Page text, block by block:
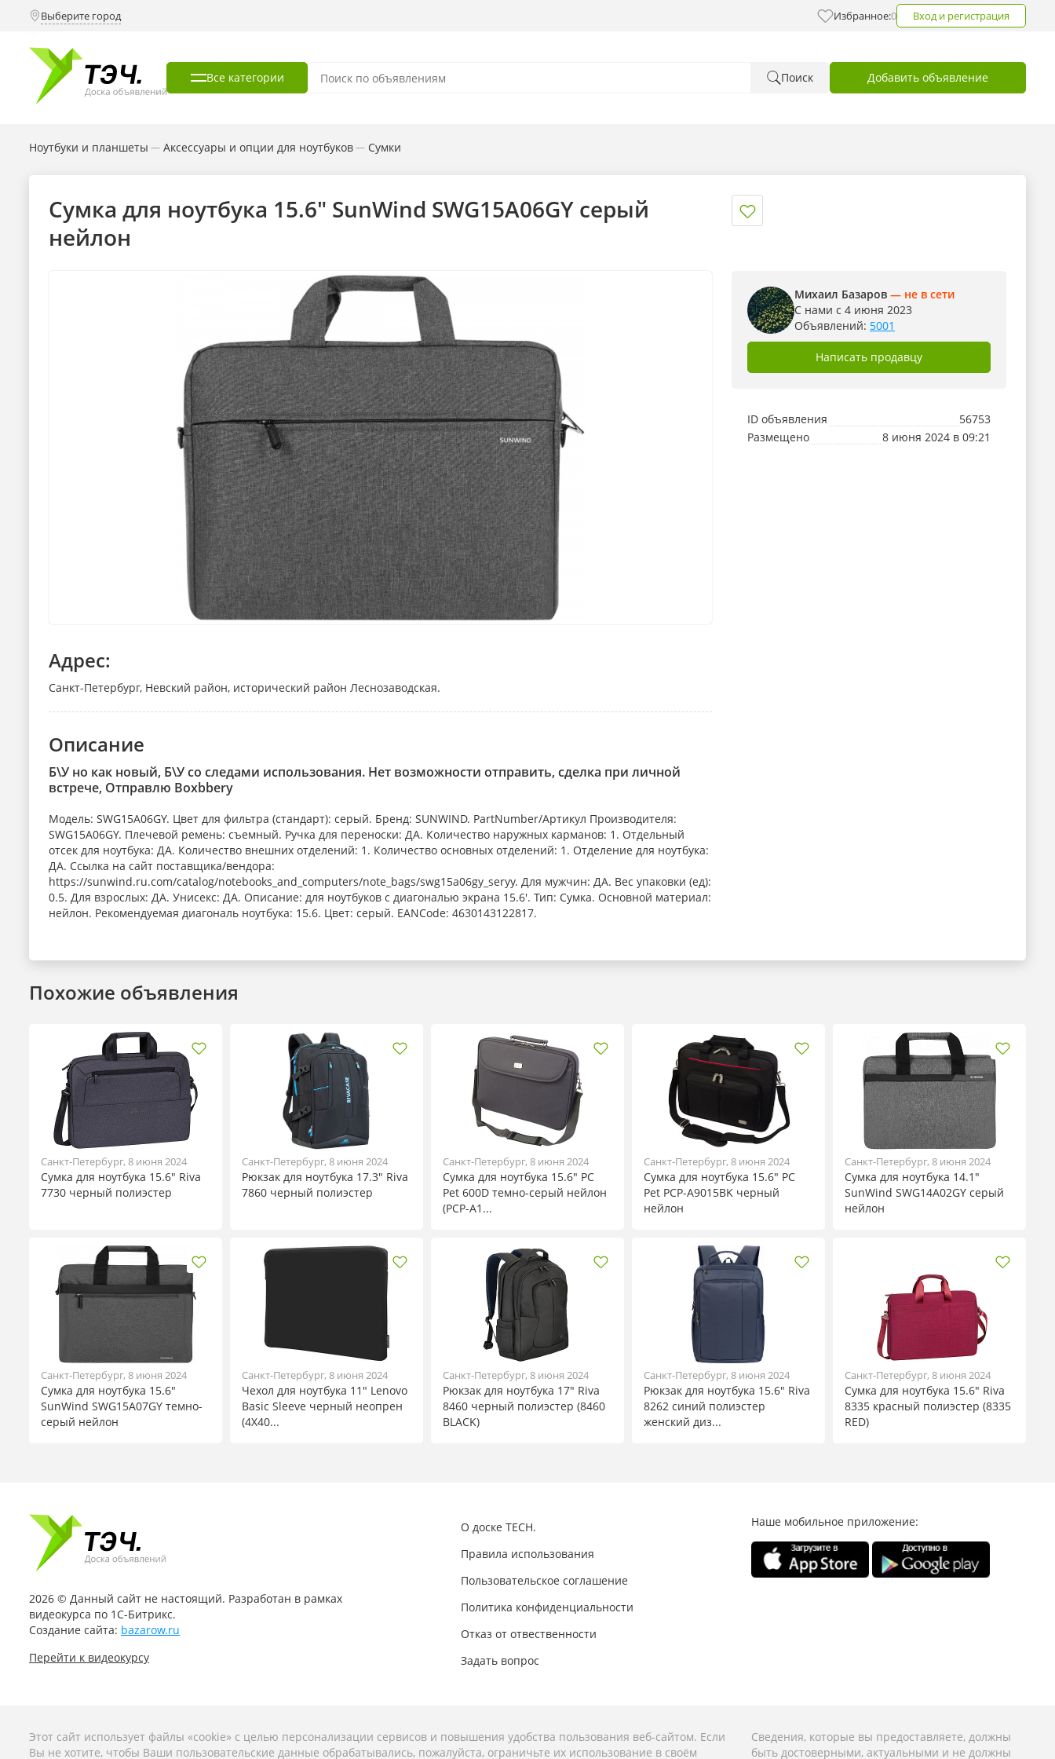
Выберите город Избранное:0 Вход и регистрация
Все категории Поиск Добавить объявление
Ноутбуки и планшеты — Аксессуары и опции для ноутбуков— Сумки
Сумка для ноутбука 15.6" SunWind SWG15A06GY серый
нейлон
Адрес:
Санкт-Петербург, Невский район, исторический район Леснозаводская.
Описание
Б\У но как новый, Б\У со следами использования. Нет возможности отправить, сделка при личной
встрече, Отправлю Boxbbery
Модель: SWG15A06GY. Цвет для фильтра (стандарт): серый. Бренд: SUNWIND. PartNumber/Артикул Производителя:
SWG15A06GY. Плечевой ремень: съемный. Ручка для переноски: ДА. Количество наружных карманов: 1. Отдельный
отсек для ноутбука: ДА. Количество внешних отделений: 1. Количество основных отделений: 1. Отделение для ноутбука:
ДА. Ссылка на сайт поставщика/вендора:
https://sunwind.ru.com/catalog/notebooks_and_computers/note_bags/swg15a06gy_seryy. Для мужчин: ДА. Вес упаковки (ед):
0.5. Для взрослых: ДА. Унисекс: ДА. Описание: для ноутбуков с диагональю экрана 15.6'. Тип: Сумка. Основной материал:
нейлон. Рекомендуемая диагональ ноутбука: 15.6. Цвет: серый. EANCode: 4630143122817.
Михаил Базаров — не в сети
С нами с 4 июня 2023
Объявлений: 5001
Написать продавцу
ID объявления
56753
Размещено
8 июня 2024 в 09:21
Похожие объявления
Санкт-Петербург, 8 июня 2024
Сумка для ноутбука 15.6" Riva
7730 черный полиэстер
Санкт-Петербург, 8 июня 2024
Рюкзак для ноутбука 17.3" Riva
7860 черный полиэстер
Санкт-Петербург, 8 июня 2024
Сумка для ноутбука 15.6" PC
Pet 600D темно-серый нейлон
(PCP-A1...
Санкт-Петербург, 8 июня 2024
Сумка для ноутбука 15.6" PC
Pet PCP-A9015BK черный
нейлон
Санкт-Петербург, 8 июня 2024
Сумка для ноутбука 14.1"
SunWind SWG14A02GY серый
нейлон
Санкт-Петербург, 8 июня 2024
Сумка для ноутбука 15.6"
SunWind SWG15A07GY темно-
серый нейлон
Санкт-Петербург, 8 июня 2024
Чехол для ноутбука 11" Lenovo
Basic Sleeve черный неопрен
(4X40...
Санкт-Петербург, 8 июня 2024
Рюкзак для ноутбука 17" Riva
8460 черный полиэстер (8460
BLACK)
Санкт-Петербург, 8 июня 2024
Рюкзак для ноутбука 15.6" Riva
8262 синий полиэстер
женский диз...
Санкт-Петербург, 8 июня 2024
Сумка для ноутбука 15.6" Riva
8335 красный полиэстер (8335
RED)
2026 © Данный сайт не настоящий. Разработан в рамках
видеокурса по 1С-Битрикс.
Создание сайта: bazarow.ru
Перейти к видеокурсу
О доске TECH.
Правила использования
Пользовательское соглашение
Политика конфиденциальности
Отказ от отвественности
Задать вопрос
Наше мобильное приложение:
Этот сайт использует файлы «cookie» с целью персонализации сервисов и повышения удобства пользования веб-сайтом. Если
Вы не хотите, чтобы Ваши пользовательские данные обрабатывались, пожалуйста, ограничьте их использование в своём
Сведения, которые вы предоставляете, должны
быть достоверными, актуальными и не должны